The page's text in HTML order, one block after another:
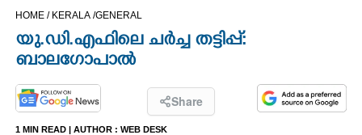
CINEMA
OPINION
PHOTOS
HOME / KERALA /GENERAL
യു.ഡി.എഫിലെ ചർച്ച തട്ടിപ്പ്:
ബാലഗോപാൽ
Share
1 MIN READ | AUTHOR : WEB DESK